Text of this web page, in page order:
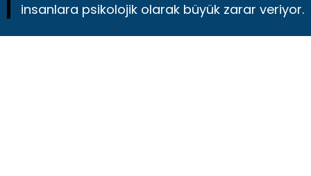
insanlara psikolojik olarak büyük zarar veriyor.